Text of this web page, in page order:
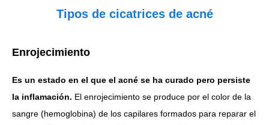
Tipos de cicatrices de acné
Enrojecimiento
Es un estado en el que el acné se ha curado pero persiste
la inflamación. El enrojecimiento se produce por el color de la
sangre (hemoglobina) de los capilares formados para reparar el